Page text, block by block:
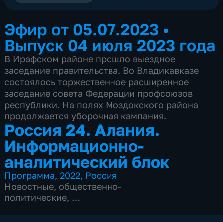
Эфир от 05.07.2023 •
Выпуск 04 июля 2023 года
В Ирафском районе прошло выездное
заседание правительства. Во Владикавказе
состоялось торжественное расширенное
заседание совета Федерации профсоюзов
республики. На полях Моздокского района
продолжается уборочная кампания.
Россия 24. Алания.
Информационно-
аналитический блок
Программа,2022, Россия
Новостные, общественно-
политические,